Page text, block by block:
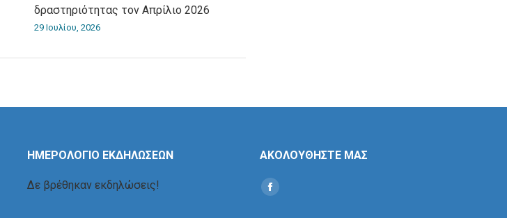
δραστηριότητας τον Απρίλιο 2026
29 Ιουλίου, 2026
ΗΜΕΡΟΛΟΓΙΟ ΕΚΔΗΛΩΣΕΩΝ
Δε βρέθηκαν εκδηλώσεις!
ΑΚΟΛΟΥΘΗΣΤΕ ΜΑΣ
Find us on:
Social